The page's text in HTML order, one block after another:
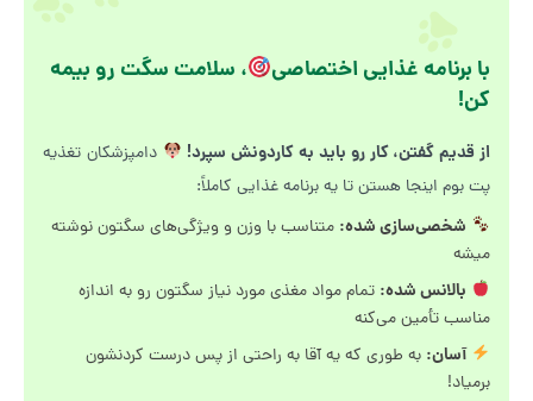
با برنامه غذایی اختصاصی
، سلامت سگت رو بیمه
کن!
از قدیم گفتن، کار رو باید به کاردونش سپرد!
دامپزشکان تغذیه
پت بوم اینجا هستن تا یه برنامه غذایی کاملاً:
شخصی‌سازی شده: متناسب با وزن و ویژگی‌های سگتون نوشته
میشه
بالانس شده: تمام مواد مغذی مورد نیاز سگتون رو به اندازه
مناسب تأمین می‌کنه
آسان: به طوری که یه آقا به راحتی از پس درست کردنشون
برمیاد!